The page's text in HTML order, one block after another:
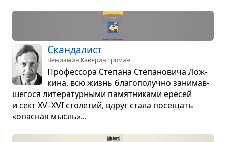
Скан­да­лист
Вениамин Каверин · роман
Про­фес­сора Сте­пана Сте­па­но­вича Лож­
кина, всю жизнь бла­го­по­лучно зани­мав­
ше­гося лите­ра­тур­ными памят­ни­ками ере­сей
и сект XV–XVI сто­ле­тий, вдруг стала посе­щать
«опас­ная мысль»...